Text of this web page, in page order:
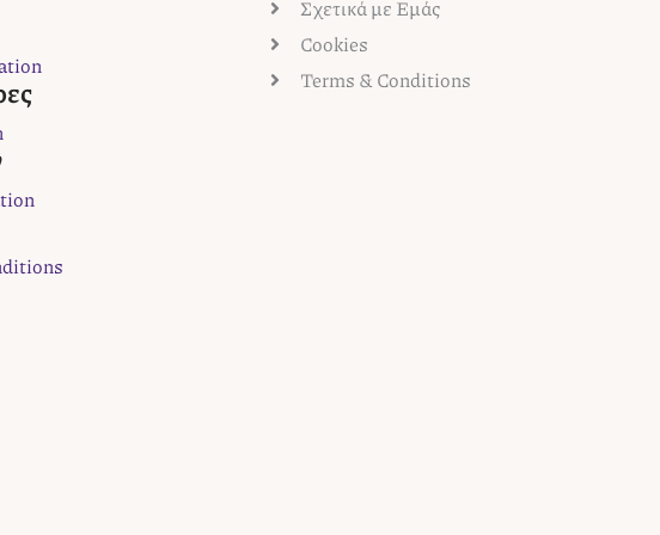
Σχετικά με Εμάς
Cookies
Terms & Conditions